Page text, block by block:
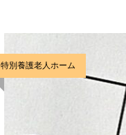
特別養護老人ホーム